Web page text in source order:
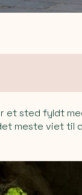
et sted fyldt
meste viet til